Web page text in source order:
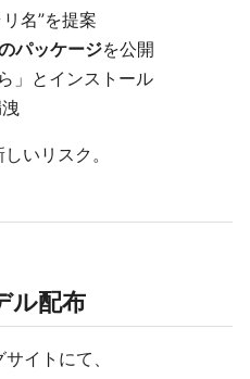
名”を提案
パッケージを公開
」とインストール
いリスク。
ル配布
イトにて、